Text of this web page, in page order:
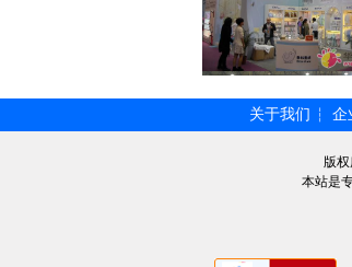
关于我们 ┆ 企
版
本站是